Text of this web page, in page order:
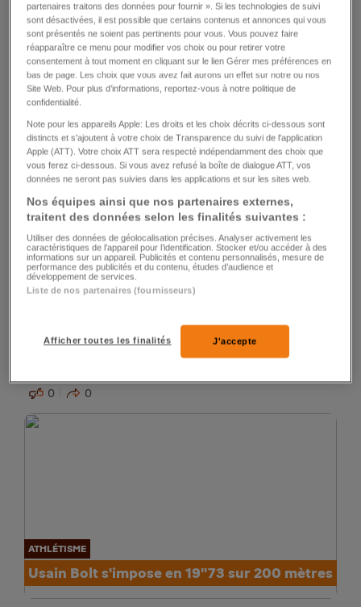
BLOCAGE
Le fiasco de la plage rend furibard
0 0
Un Boeing rate son atterrissage à San
0 0
ATHLÉTISME
Usain Bolt s'impose en 19''73 sur 200 mètres
partenaires traitons des données pour fournir ». Si les technologies de suivi
sont désactivées, il est possible que certains contenus et annonces qui vous
sont présentés ne soient pas pertinents pour vous. Vous pouvez faire
réapparaître ce menu pour modifier vos choix ou pour retirer votre
consentement à tout moment en cliquant sur le lien Gérer mes préférences en
bas de page. Les choix que vous avez fait aurons un effet sur notre ou nos
Site Web. Pour plus d’informations, reportez-vous à notre politique de
confidentialité.
Note pour les appareils Apple: Les droits et les choix décrits ci-dessous sont
distincts et s'ajoutent à votre choix de Transparence du suivi de l'application
Apple (ATT). Votre choix ATT sera respecté indépendamment des choix que
vous ferez ci-dessous. Si vous avez refusé la boîte de dialogue ATT, vos
données ne seront pas suivies dans les applications et sur les sites web.
Nos équipes ainsi que nos partenaires externes,
traitent des données selon les finalités suivantes :
Utiliser des données de géolocalisation précises. Analyser activement les
caractéristiques de l’appareil pour l’identification. Stocker et/ou accéder à des
informations sur un appareil. Publicités et contenu personnalisés, mesure de
performance des publicités et du contenu, études d’audience et
développement de services.
Liste de nos partenaires (fournisseurs)
Afficher toutes les finalités J'accepte